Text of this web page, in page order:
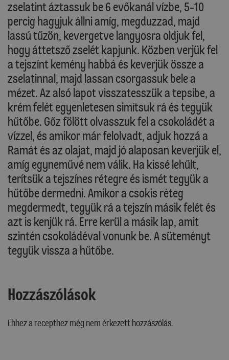
zselatint áztassuk be 6 evőkanál vízbe, 5-10
percig hagyjuk állni amíg, megduzzad, majd
lassú tűzön, kevergetve langyosra oldjuk fel,
hogy áttetsző zselét kapjunk. Közben verjük fel
a tejszínt kemény habbá és keverjük össze a
zselatinnal, majd lassan csorgassuk bele a
mézet. Az alsó lapot visszatesszük a tepsibe, a
krém felét egyenletesen simítsuk rá és tegyük
hűtőbe. Gőz fölött olvasszuk fel a csokoládét a
vízzel, és amikor már felolvadt, adjuk hozzá a
Ramát és az olajat, majd jó alaposan keverjük el,
amíg egyneművé nem válik. Ha kissé lehűlt,
terítsük a tejszínes rétegre és ismét tegyük a
hűtőbe dermedni. Amikor a csokis réteg
megdermedt, tegyük rá a tejszín másik felét és
azt is kenjük rá. Erre kerül a másik lap, amit
szintén csokoládéval vonunk be. A süteményt
tegyük vissza a hűtőbe.
Hozzászólások
Ehhez a recepthez még nem érkezett hozzászólás.